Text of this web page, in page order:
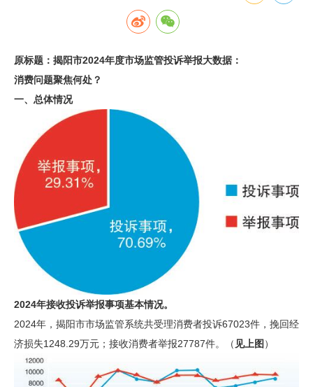
原标题：揭阳市2024年度市场监管投诉举报大数据：
消费问题聚焦何处？
一、总体情况
2024年接收投诉举报事项基本情况。
2024年，揭阳市市场监管系统共受理消费者投诉67023件，挽回经
济损失1248.29万元；接收消费者举报27787件。（ 见上图 ）